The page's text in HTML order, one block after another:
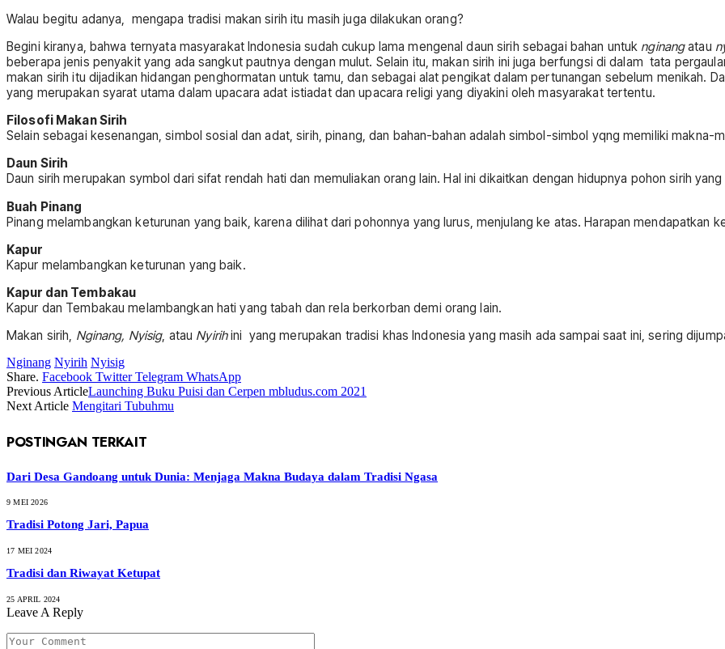
Walau begitu adanya, mengapa tradisi makan sirih itu masih juga dilakukan orang?
Begini kiranya, bahwa ternyata masyarakat Indonesia sudah cukup lama mengenal daun sirih sebagai bahan untuk nginangatau
beberapa jenis penyakit yang ada sangkut pautnya dengan mulut. Selain itu, makan sirih ini juga berfungsi di dalam tata
makan sirih itu dijadikan hidangan penghormatan untuk tamu, dan sebagai alat pengikat dalam pertunangan sebelum menikah.
yang merupakan syarat utama dalam upacara adat istiadat dan upacara religi yang diyakini oleh masyarakat tertentu.
FilosofiMakan Sirih
Selain sebagai kesenangan, simbol sosial dan adat, sirih, pinang, dan bahan-bahan adalah simbol-simbol yqng memiliki makna-
Daun Sirih
Daun sirih merupakan symbol dari sifat rendah hati dan memuliakan orang lain. Hal ini dikaitkan dengan hidupnya pohon sirih
Buah Pinang
Pinang melambangkan keturunan yang baik, karena dilihat dari pohonnya yang lurus, menjulang ke atas. Harapan mendapatkan
Kapur
Kapur melambangkan keturunan yang baik.
Kapur dan Tembakau
Kapur dan Tembakau melambangkan hati yang tabah dan rela berkorban demi orang lain.
Makan sirih, Nginang, Nyisig, atau Nyirihini yang merupakan tradisi khas Indonesia yang masih ada sampai saat ini, sering
Nginang Nyirih Nyisig
Share. Facebook Twitter Telegram WhatsApp
Previous ArticleLaunching Buku Puisi dan Cerpen mbludus.com 2021
Next Article Mengitari Tubuhmu
POSTINGAN TERKAIT
Dari Desa Gandoang untuk Dunia: Menjaga Makna Budaya dalam Tradisi Ngasa
9 MEI 2026
Tradisi Potong Jari, Papua
17 MEI 2024
Tradisi dan Riwayat Ketupat
25 APRIL 2024
Leave A Reply